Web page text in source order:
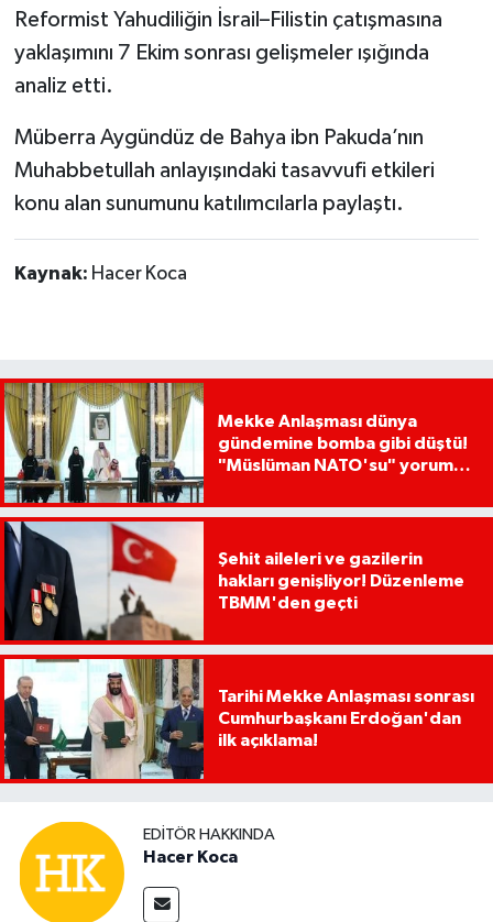
Reformist Yahudiliğin İsrail–Filistin çatışmasına
yaklaşımını 7 Ekim sonrası gelişmeler ışığında
analiz etti.
Müberra Aygündüz de Bahya ibn Pakuda’nın
Muhabbetullah anlayışındaki tasavvufi etkileri
konu alan sunumunu katılımcılarla paylaştı.
Kaynak: Hacer Koca
Mekke Anlaşması dünya
gündemine bomba gibi düştü!
"Müslüman NATO'su" yorumu
Şehit aileleri ve gazilerin
hakları genişliyor! Düzenleme
TBMM'den geçti
Tarihi Mekke Anlaşması sonrası
Cumhurbaşkanı Erdoğan'dan
ilk açıklama!
EDITÖR HAKKINDA
Hacer Koca